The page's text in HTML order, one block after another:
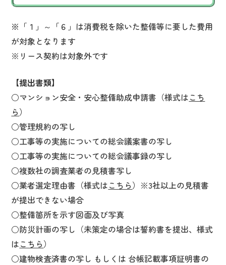
※ 「１」～「６」は消費税を除いた整備等に要した費用
が対象となります
※リース契約は対象外です
【提出書類】
○マンション安全・安心整備助成申請書（様式はこち
ら）
○管理規約の写し
○工事等の実施についての総会議案書の写し
○工事等の実施についての総会議事録の写し
○複数社の調査業者の見積書写し
○業者選定理由書（様式はこちら）※3社以上の見積書
が提出できない場合
○整備箇所を示す図面及び写真
○防災計画の写し（未策定の場合は誓約書を提出、様式
はこちら）
○建物検査済書の写し もしくは 台帳記載事項証明書の